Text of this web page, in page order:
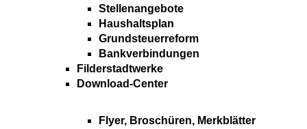
Stellenangebote
Haushaltsplan
Grundsteuerreform
Bankverbindungen
Filderstadtwerke
Download-Center
Flyer, Broschüren, Merkblätter